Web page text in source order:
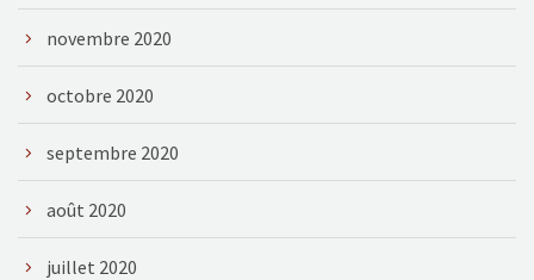
novembre 2020
octobre 2020
septembre 2020
août 2020
juillet 2020